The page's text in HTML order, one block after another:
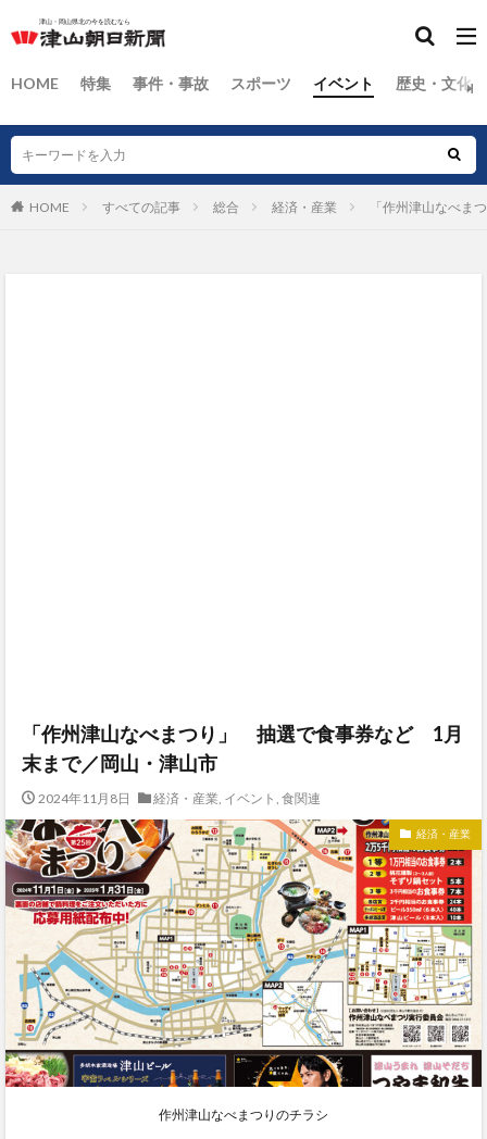
HOME 特集 事件・事故 スポーツ イベント 歴史・文化
HOME すべての記事 総合 経済・産業 「作州津山なべ
「作州津山なべまつり」 抽選で食事券など 1月
末まで／岡山・津山市
2024年11月8日 経済・産業 イベント 食関連
経済・産業
作州津山なべまつりのチラシ